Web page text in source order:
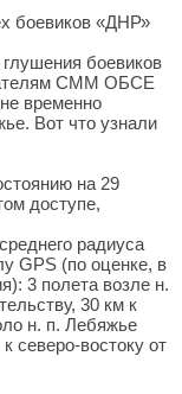
боевиков
СММ ОБСЕ
временно
Вот что узнали
на 29
доступе,
радиуса
GPS (по оценке, в
3 полета возле н.
30 км к
н. п. Лебяжье
северо-востоку от